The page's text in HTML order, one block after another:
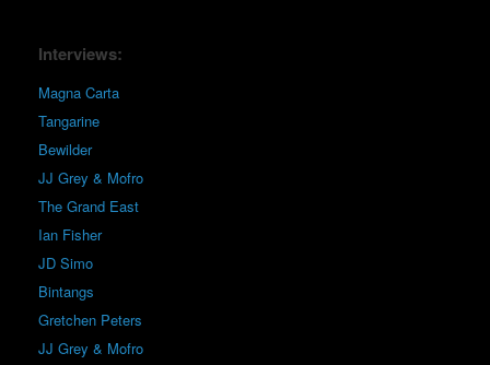
Interviews:
Magna Carta
Tangarine
Bewilder
JJ Grey & Mofro
The Grand East
Ian Fisher
JD Simo
Bintangs
Gretchen Peters
JJ Grey & Mofro